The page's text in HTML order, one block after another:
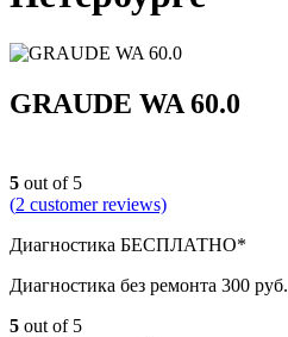
GRAUDE WA 60.0
5 out of 5
(2 customer reviews)
Диагностика БЕСПЛАТНО*
Диагностика без ремонта 300 руб.
5 out of 5